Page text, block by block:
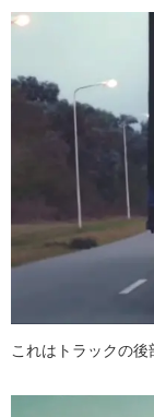
これはトラックの後